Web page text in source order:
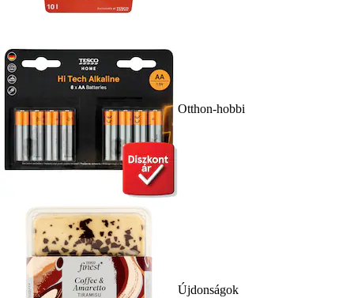
Otthon-hobbi
Újdonságok